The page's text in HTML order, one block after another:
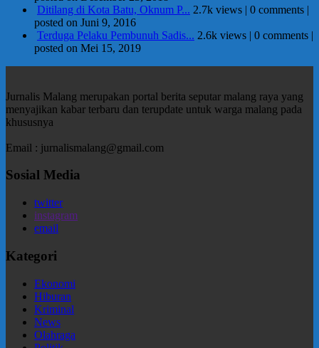
Ditilang di Kota Batu, Oknum P... 2.7k views | 0 comments |
posted on Juni 9, 2016
Terduga Pelaku Pembunuh Sadis... 2.6k views | 0 comments |
posted on Mei 15, 2019
Jurnalis Malang merupakan portal berita seputar malang raya yang
menyajikan kabar terbaru dan terupdate untuk warga malang pada
khususnya
Email : jurnalismalang@gmail.com
Sosial Media
twitter
instagram
email
Kategori
Ekonomi
Hiburan
Kriminal
News
Olahraga